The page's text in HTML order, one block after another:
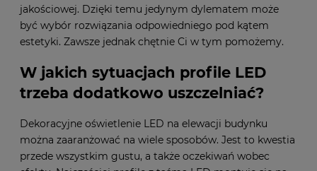
jakościowej. Dzięki temu jedynym dylematem może
być wybór rozwiązania odpowiedniego pod kątem
estetyki. Zawsze jednak chętnie Ci w tym pomożemy.
W jakich sytuacjach profile LED
trzeba dodatkowo uszczelniać?
Dekoracyjne oświetlenie LED na elewacji budynku
można zaaranżować na wiele sposobów. Jest to kwestia
przede wszystkim gustu, a także oczekiwań wobec